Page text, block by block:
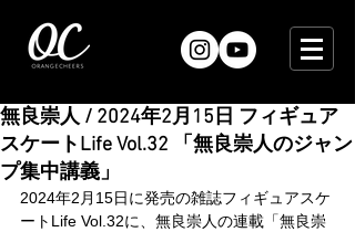
無良崇人 / 2024年2月15日 フィギュア
スケートLife Vol.32 「無良崇人のジャン
プ集中講義」
2024年2月15日に発売の雑誌フィギュアスケ
ートLife Vol.32に、無良崇人の連載「無良崇